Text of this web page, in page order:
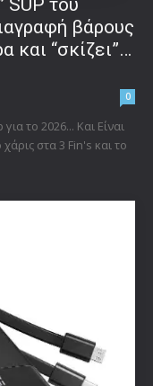
SUP του
βάρους
και “σκίζει”…
0
το 2026... Και Είναι
στα 3 Fin's και το